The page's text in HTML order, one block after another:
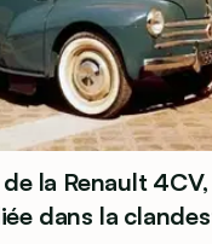
la Renault 4CV,
dans la